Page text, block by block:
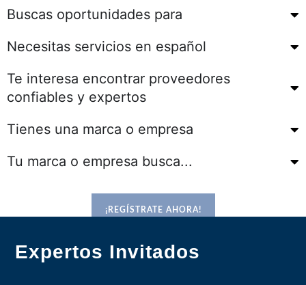
Buscas oportunidades para
Necesitas servicios en español
Te interesa encontrar proveedores
confiables y expertos
Tienes una marca o empresa
Tu marca o empresa busca...
¡REGÍSTRATE AHORA!
Expertos Invitados